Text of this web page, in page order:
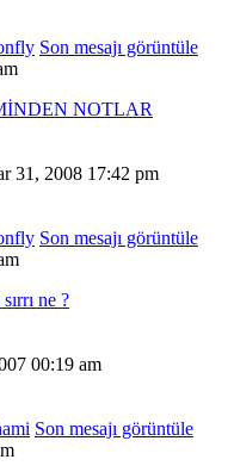
Son mesajı görüntüle
NOTLAR
31, 2008 17:42 pm
Son mesajı görüntüle
ne ?
00:19 am
Son mesajı görüntüle